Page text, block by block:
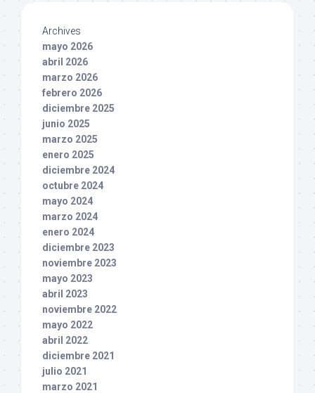
Archives
mayo 2026
abril 2026
marzo 2026
febrero 2026
diciembre 2025
junio 2025
marzo 2025
enero 2025
diciembre 2024
octubre 2024
mayo 2024
marzo 2024
enero 2024
diciembre 2023
noviembre 2023
mayo 2023
abril 2023
noviembre 2022
mayo 2022
abril 2022
diciembre 2021
julio 2021
marzo 2021